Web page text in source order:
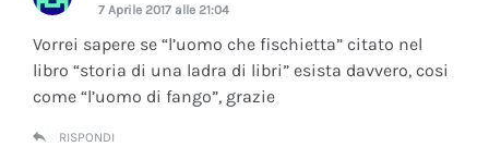
7 Aprile 2017 alle 21:04
Vorrei sapere se “l’uomo che fischietta” citato nel
libro “storia di una ladra di libri” esista davvero, cosi
come “l’uomo di fango”, grazie
RISPONDI